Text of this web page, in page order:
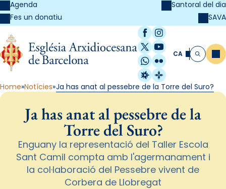
Agenda
Fes un donatiu
Santoral del dia
SAVA
Facebook
Instagram
X / Twitter
YouTube
WhatsApp
Flickr
Radio Estel
Catalunya
CA Cerca
Home Notícies Ja has anat al pessebre de la Torre del Suro?
Ja has anat al pessebre de la
Torre del Suro?
Enguany la representació del Taller Escola
Sant Camil compta amb l'agermanament i
la col·laboració del Pessebre vivent de
Corbera de Llobregat